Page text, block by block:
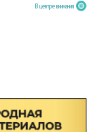
В центре внимания